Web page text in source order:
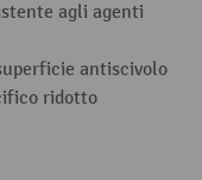
agli agenti
antiscivolo
ridotto